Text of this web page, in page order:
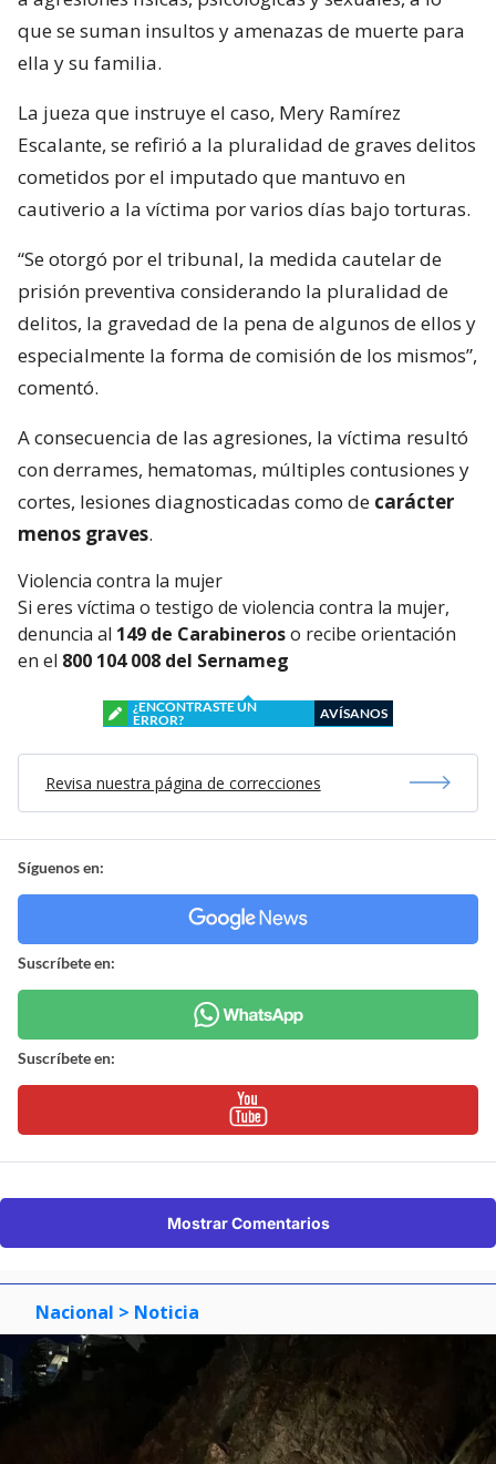
que se suman insultos y amenazas de muerte para
ella y su familia.
La jueza que instruye el caso, Mery Ramírez
Escalante, se refirió a la pluralidad de graves delitos
cometidos por el imputado que mantuvo en
cautiverio a la víctima por varios días bajo torturas.
“Se otorgó por el tribunal, la medida cautelar de
prisión preventiva considerando la pluralidad de
delitos, la gravedad de la pena de algunos de ellos y
especialmente la forma de comisión de los mismos”,
comentó.
A consecuencia de las agresiones, la víctima resultó
con derrames, hematomas, múltiples contusiones y
cortes, lesiones diagnosticadas como de carácter
menos graves.
Violencia contra la mujer
Si eres víctima o testigo de violencia contra la mujer,
denuncia al 149 de Carabineroso recibe orientación
en el 800 104 008 del Sernameg
¿ENCONTRASTE UN
ERROR?
AVÍSANOS
Revisa nuestra página de correcciones
Síguenos en:
Suscríbete en:
Suscríbete en:
Mostrar Comentarios
Nacional > Noticia